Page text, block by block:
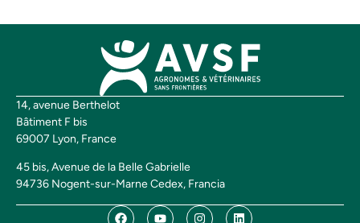
14, avenue Berthelot
Bâtiment F bis
69007 Lyon, France
45 bis, Avenue de la Belle Gabrielle
94736 Nogent-sur-Marne Cedex, Francia